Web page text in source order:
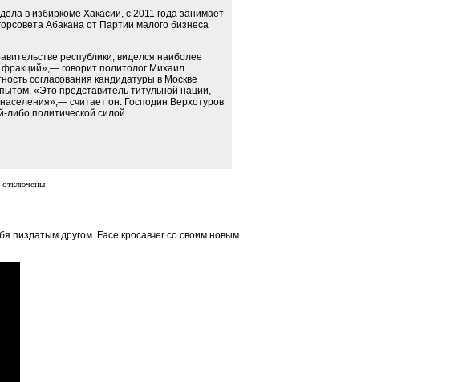
в избиркоме Хакасии, с 2011 года занимает
Абакана от Партии малого бизнеса
республики, виделся наиболее
говорит политолог Михаил
согласования кандидатуры в Москве
«Это представитель титульной нации,
считает он. Господин Верхотуров
либо политической силой.
отключены
пиздатым другом. Face кросавчег со своим новым